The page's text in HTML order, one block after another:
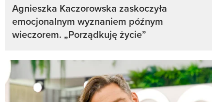
Agnieszka Kaczorowska zaskoczyła
emocjonalnym wyznaniem późnym
wieczorem. „Porządkuję życie”